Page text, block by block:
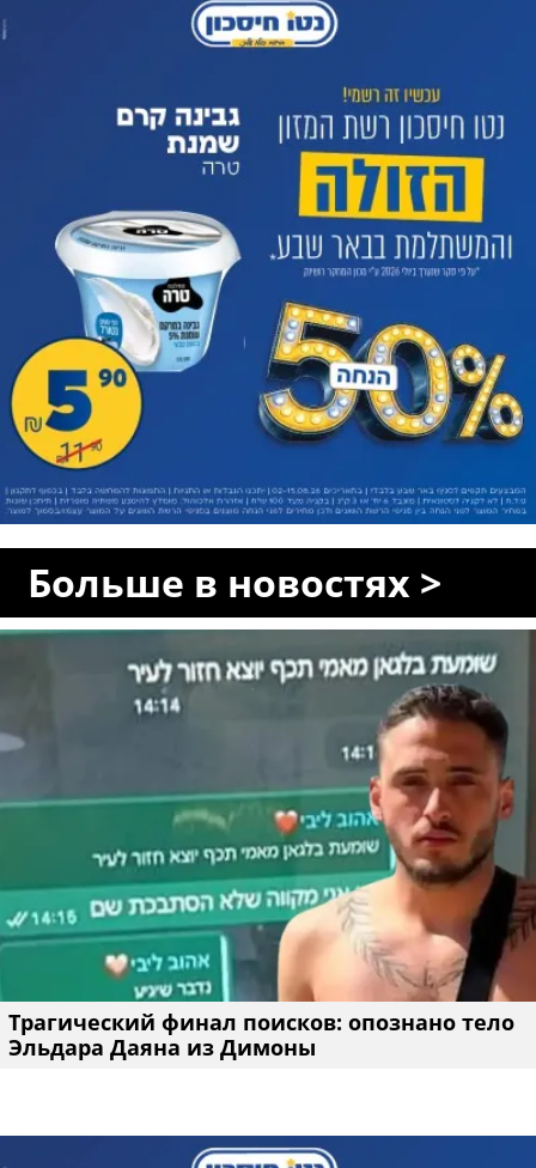
Больше в новостях >
Трагический финал поисков: опознано тело
Эльдара Даяна из Димоны